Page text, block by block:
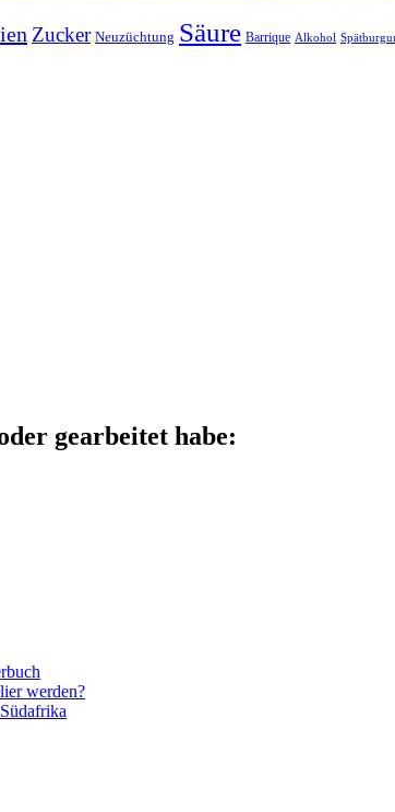
Zucker Neuzüchtung Säure Barrique Alkohol
gearbeitet habe:
werden?